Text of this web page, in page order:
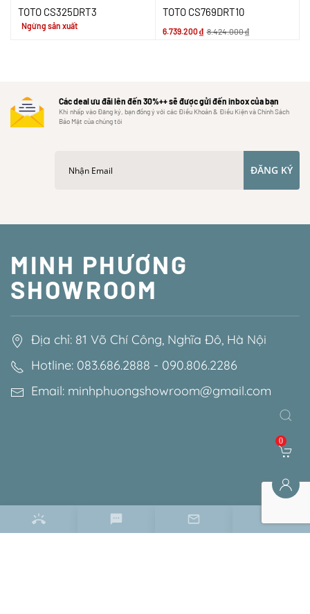
TOTO CS325DRT3
Ngừng sản xuất
TOTO CS769DRT10
6.739.200₫ 8.424.000₫
Các deal ưu đãi lên đến 30%++ sẽ được gửi đến inbox của bạn
Khi nhấp vào Đăng ký, bạn đồng ý với các Điều Khoản & Điều Kiện và Chính Sách
Bảo Mật của chúng tôi
ĐĂNG KÝ
MINH PHƯƠNG
SHOWROOM
Địa chỉ: 81 Võ Chí Công, Nghĩa Đô, Hà Nội
Hotline: 083.686.2888 - 090.806.2286
Email: minhphuongshowroom@gmail.com
0